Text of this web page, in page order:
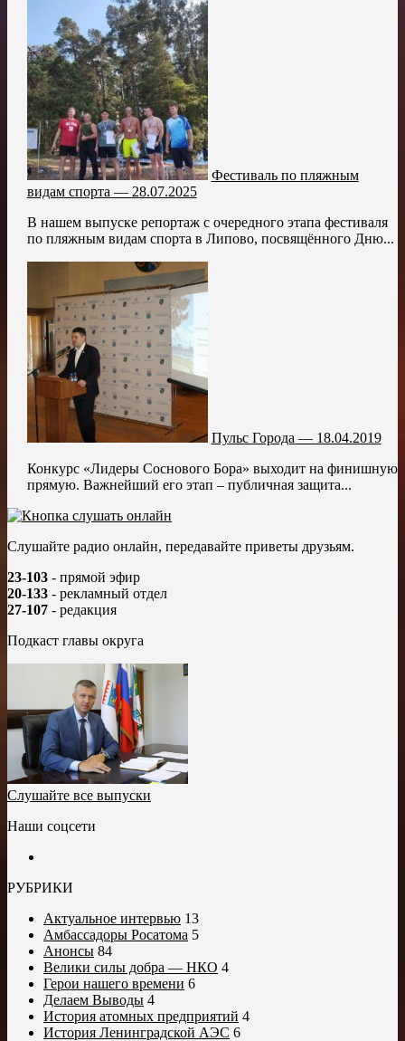
Фестиваль по пляжным
видам спорта — 28.07.2025
В нашем выпуске репортаж с очередного этапа фестиваля
по пляжным видам спорта в Липово, посвящённого Дню...
Пульс Города — 18.04.2019
Конкурс «Лидеры Соснового Бора» выходит на финишную
прямую. Важнейший его этап – публичная защита...
Слушайте радио онлайн, передавайте приветы друзьям.
23-103 - прямой эфир
20-133 - рекламный отдел
27-107 - редакция
Подкаст главы округа
Слушайте все выпуски
Наши соцсети
РУБРИКИ
Актуальное интервью 13
Амбассадоры Росатома 5
Анонсы 84
Велики силы добра — НКО 4
Герои нашего времени 6
Делаем Выводы 4
История атомных предприятий 4
История Ленинградской АЭС 6